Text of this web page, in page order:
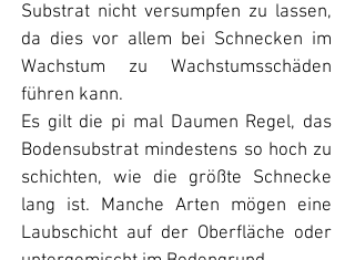
Substrat nicht versumpfen zu lassen,
da dies vor allem bei Schnecken im
Wachstum zu Wachstumsschäden
führen kann.
Es gilt die pi mal Daumen Regel, das
Bodensubstrat mindestens so hoch zu
schichten, wie die größte Schnecke
lang ist. Manche Arten mögen eine
Laubschicht auf der Oberfläche oder